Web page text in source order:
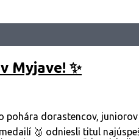
Myjave! ✨
pohára dorastencov,
🥉 odniesli titul